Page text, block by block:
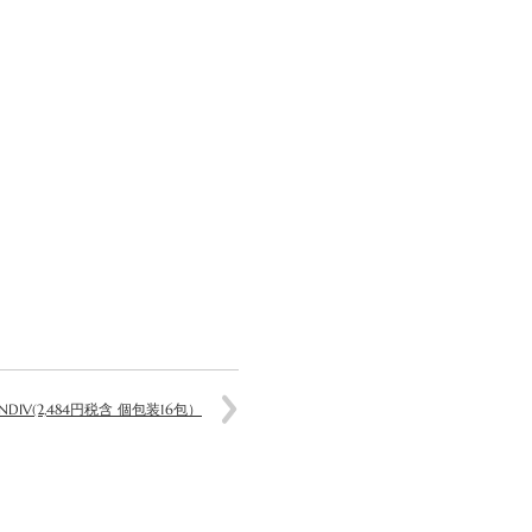
円税含 個包装16包）